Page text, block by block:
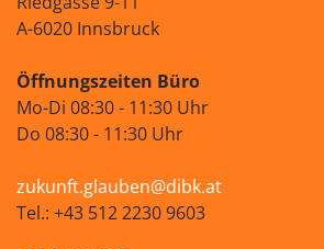
A-6020 Innsbruck
Öffnungszeiten Büro
Mo-Di 08:30 - 11:30 Uhr
Do 08:30 - 11:30 Uhr
zukunft.glauben@dibk.at
Tel.: +43 512 2230 9603